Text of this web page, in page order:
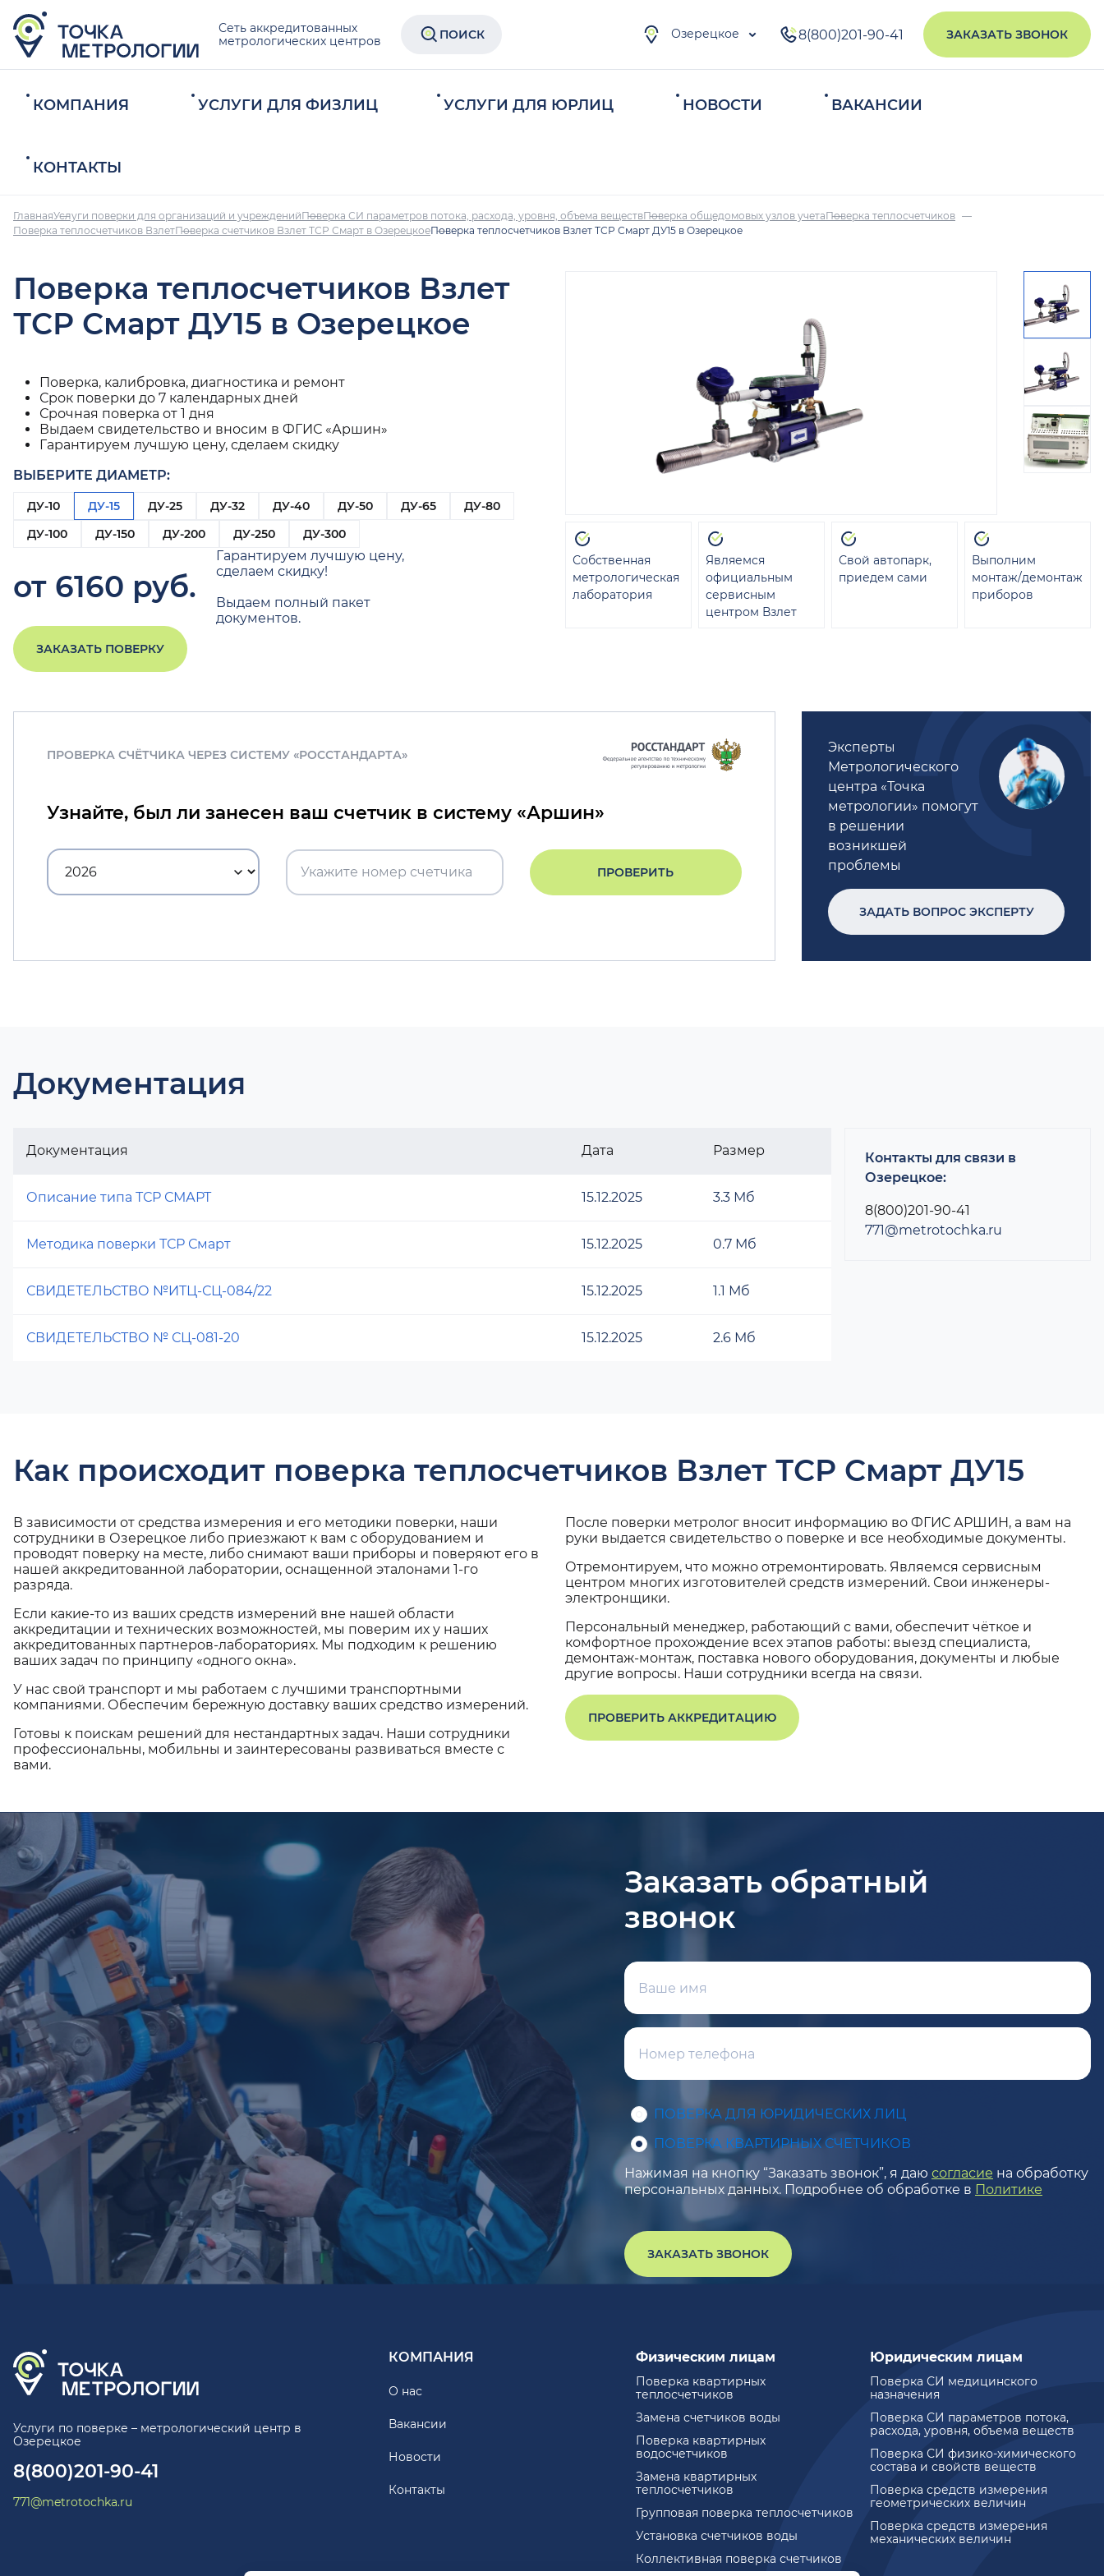
Сеть аккредитованных
метрологических центров
ПОИСК Озерецкое 8(800)201-90-41 ЗАКАЗАТЬ ЗВОНОК
КОМПАНИЯ УСЛУГИ ДЛЯ ФИЗЛИЦ УСЛУГИ ДЛЯ ЮРЛИЦ НОВОСТИ ВАКАНСИИ
КОНТАКТЫ
ГлавнаяУслуги поверки для организаций и учрежденийПоверка СИ параметров потока, расхода, уровня, объема веществПоверка общедомовых узлов учетаПоверка теплосчетчиков
Поверка теплосчетчиков ВзлетПоверка счетчиков Взлет ТСР Смарт в ОзерецкоеПоверка теплосчетчиков Взлет ТСР Смарт ДУ15 в Озерецкое
Поверка теплосчетчиков Взлет
ТСР Смарт ДУ15 в Озерецкое
Поверка, калибровка, диагностика и ремонт
Срок поверки до 7 календарных дней
Срочная поверка от 1 дня
Выдаем свидетельство и вносим в ФГИС «Аршин»
Гарантируем лучшую цену, сделаем скидку
ВЫБЕРИТЕ ДИАМЕТР:
ДУ-10 ДУ-15 ДУ-25 ДУ-32 ДУ-40 ДУ-50 ДУ-65
ДУ-80
ДУ-100
ДУ-150 ДУ-200 ДУ-250 ДУ-300
от 6160 руб.
Гарантируем лучшую цену,
сделаем скидку!
Выдаем полный пакет
документов.
ЗАКАЗАТЬ ПОВЕРКУ
Собственная
метрологическая
лаборатория
Являемся
официальным
сервисным
центром Взлет
Свой автопарк,
приедем сами
Выполним
монтаж/демонтаж
приборов
ПРОВЕРКА СЧЁТЧИКА ЧЕРЕЗ СИСТЕМУ «РОССТАНДАРТА»
Узнайте, был ли занесен ваш счетчик в систему «Аршин»
ПРОВЕРИТЬ
Эксперты
Метрологического
центра «Точка
метрологии» помогут
в решении
возникшей
проблемы
ЗАДАТЬ ВОПРОС ЭКСПЕРТУ
Документация
Документация Дата Размер
Описание типа ТСР СМАРТ 15.12.2025 3.3 Мб
Методика поверки ТСР Смарт 15.12.2025 0.7 Мб
СВИДЕТЕЛЬСТВО №ИТЦ-СЦ-084/22 15.12.2025 1.1 Мб
СВИДЕТЕЛЬСТВО № СЦ-081-20 15.12.2025 2.6 Мб
Контакты для связи в
Озерецкое:
8(800)201-90-41
771@metrotochka.ru
Как происходит поверка теплосчетчиков Взлет ТСР Смарт ДУ15
В зависимости от средства измерения и его методики поверки, наши
сотрудники в Озерецкое либо приезжают к вам с оборудованием и
проводят поверку на месте, либо снимают ваши приборы и поверяют его в
нашей аккредитованной лаборатории, оснащенной эталонами 1-го
разряда.
Если какие-то из ваших средств измерений вне нашей области
аккредитации и технических возможностей, мы поверим их у наших
аккредитованных партнеров-лабораториях. Мы подходим к решению
ваших задач по принципу «одного окна».
У нас свой транспорт и мы работаем с лучшими транспортными
компаниями. Обеспечим бережную доставку ваших средство измерений.
Готовы к поискам решений для нестандартных задач. Наши сотрудники
профессиональны, мобильны и заинтересованы развиваться вместе с
вами.
После поверки метролог вносит информацию во ФГИС АРШИН, а вам на
руки выдается свидетельство о поверке и все необходимые документы.
Отремонтируем, что можно отремонтировать. Являемся сервисным
центром многих изготовителей средств измерений. Свои инженеры-
электронщики.
Персональный менеджер, работающий с вами, обеспечит чёткое и
комфортное прохождение всех этапов работы: выезд специалиста,
демонтаж-монтаж, поставка нового оборудования, документы и любые
другие вопросы. Наши сотрудники всегда на связи.
ПРОВЕРИТЬ АККРЕДИТАЦИЮ
Заказать обратный
звонок
ПОВЕРКА ДЛЯ ЮРИДИЧЕСКИХ ЛИЦ
ПОВЕРКА КВАРТИРНЫХ СЧЕТЧИКОВ
Нажимая на кнопку “Заказать звонок”, я даю согласие на обработку
персональных данных. Подробнее об обработке в Политике
ЗАКАЗАТЬ ЗВОНОК
Услуги по поверке – метрологический центр в
Озерецкое
8(800)201-90-41
771@metrotochka.ru
КОМПАНИЯ
О нас
Вакансии
Новости
Контакты
Физическим лицам
Поверка квартирных
теплосчетчиков
Замена счетчиков воды
Поверка квартирных
водосчетчиков
Замена квартирных
теплосчетчиков
Групповая поверка теплосчетчиков
Установка счетчиков воды
Коллективная поверка счетчиков
Юридическим лицам
Поверка СИ медицинского
назначения
Поверка СИ параметров потока,
расхода, уровня, объема веществ
Поверка СИ физико-химического
состава и свойств веществ
Поверка средств измерения
геометрических величин
Поверка средств измерения
механических величин